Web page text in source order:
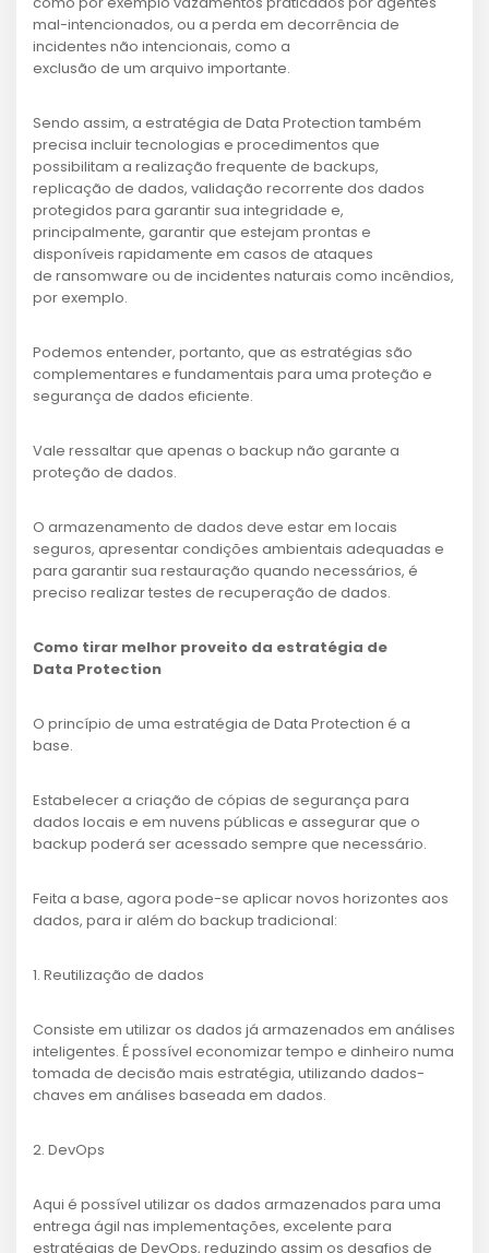
mal-intencionados, ou a perda em decorrência de
incidentes não intencionais, como a
exclusão de um arquivo importante.
Sendo assim, a estratégia de Data Protection também
precisa incluir tecnologias e procedimentos que
possibilitam a realização frequente de backups,
replicação de dados, validação recorrente dos dados
protegidos para garantir sua integridade e,
principalmente, garantir que estejam prontas e
disponíveis rapidamente em casos de ataques
de ransomware ou de incidentes naturais como incêndios,
por exemplo.
Podemos entender, portanto, que as estratégias são
complementares e fundamentais para uma proteção e
segurança de dados eficiente.
Vale ressaltar que apenas o backup não garante a
proteção de dados.
O armazenamento de dados deve estar em locais
seguros, apresentar condições ambientais adequadas e
para garantir sua restauração quando necessários, é
preciso realizar testes de recuperação de dados.
Como tirar melhor proveito da estratégia de
Data Protection
O princípio de uma estratégia de Data Protection é a
base.
Estabelecer a criação de cópias de segurança para
dados locais e em nuvens públicas e assegurar que o
backup poderá ser acessado sempre que necessário.
Feita a base, agora pode-se aplicar novos horizontes aos
dados, para ir além do backup tradicional:
1. Reutilização de dados
Consiste em utilizar os dados já armazenados em análises
inteligentes. É possível economizar tempo e dinheiro numa
tomada de decisão mais estratégia, utilizando dados-
chaves em análises baseada em dados.
2. DevOps
Aqui é possível utilizar os dados armazenados para uma
entrega ágil nas implementações, excelente para
estratégias de DevOps, reduzindo assim os desafios de